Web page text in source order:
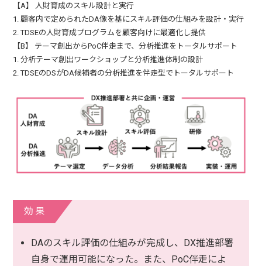
【A】 人財育成のスキル設計と実行
1. 顧客内で定められたDA像を基にスキル評価の仕組みを設計・実行
2. TDSEの人財育成プログラムを顧客向けに最適化し提供
【B】 テーマ創出からPoC伴走まで、分析推進をトータルサポート
1. 分析テーマ創出ワークショップと分析推進体制の設計
2. TDSEのDSがDA候補者の分析推進を伴走型でトータルサポート
効果
DAのスキル評価の仕組みが完成し、DX推進部署
自身で運用可能になった。また、PoC伴走によ